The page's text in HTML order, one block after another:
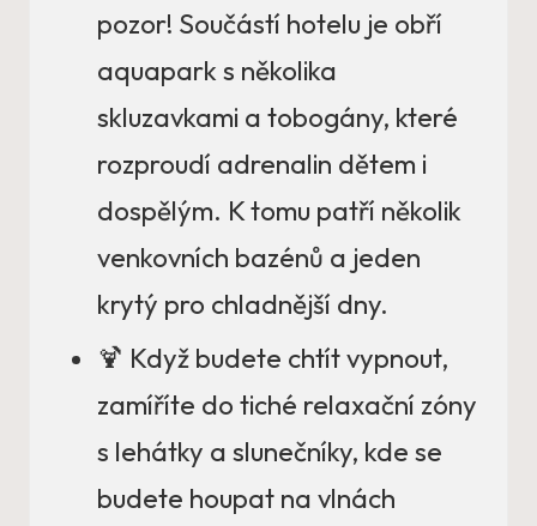
pozor! Součástí hotelu je obří
aquapark s několika
skluzavkami a tobogány, které
rozproudí adrenalin dětem i
dospělým. K tomu patří několik
venkovních bazénů a jeden
krytý pro chladnější dny.
🍹 Když budete chtít vypnout,
zamíříte do tiché relaxační zóny
s lehátky a slunečníky, kde se
budete houpat na vlnách